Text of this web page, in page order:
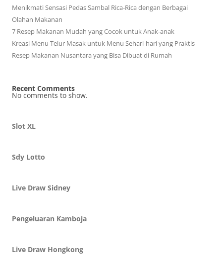
Menikmati Sensasi Pedas Sambal Rica-Rica dengan Berbagai
Olahan Makanan
7 Resep Makanan Mudah yang Cocok untuk Anak-anak
Kreasi Menu Telur Masak untuk Menu Sehari-hari yang Praktis
Resep Makanan Nusantara yang Bisa Dibuat di Rumah
Recent Comments
No comments to show.
Slot XL
Sdy Lotto
Live Draw Sidney
Pengeluaran Kamboja
Live Draw Hongkong